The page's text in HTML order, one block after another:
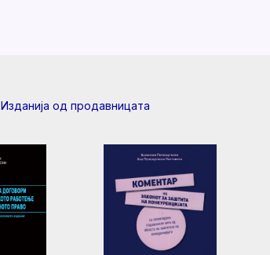
Изданија од продавницата